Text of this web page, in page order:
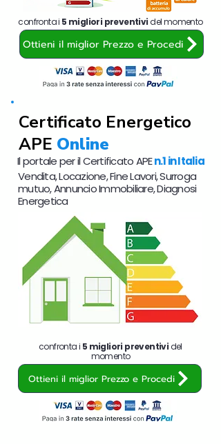
confronta i 5 migliori preventividel momento
Ottieni il miglior Prezzo e Procedi
Certificato Energetico
APE Online
Il portale per il Certificato APEn.1 in Italia
Vendita, Locazione, Fine Lavori, Surroga
mutuo, Annuncio Immobiliare, Diagnosi
Energetica
confronta i 5 migliori preventividel
momento
Ottieni il miglior Prezzo e Procedi